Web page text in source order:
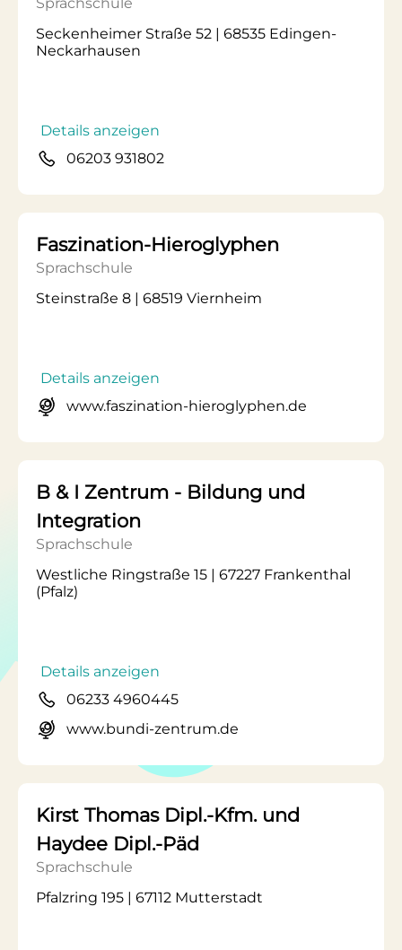
Seckenheimer Straße 52 | 68535 Edingen-
Neckarhausen
Details anzeigen
06203 931802
Faszination-Hieroglyphen
Sprachschule
Steinstraße 8 | 68519 Viernheim
Details anzeigen
www.faszination-hieroglyphen.de
B & I Zentrum - Bildung und
Integration
Sprachschule
Westliche Ringstraße 15 | 67227 Frankenthal
(Pfalz)
Details anzeigen
06233 4960445
www.bundi-zentrum.de
Kirst Thomas Dipl.-Kfm. und
Haydee Dipl.-Päd
Sprachschule
Pfalzring 195 | 67112 Mutterstadt